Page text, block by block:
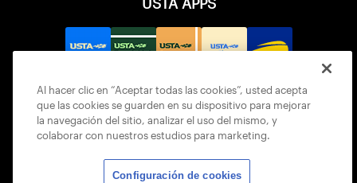
USTA APPS
Al hacer clic en “Aceptar todas las cookies”, usted acepta
que las cookies se guarden en su dispositivo para mejorar
la navegación del sitio, analizar el uso del mismo, y
colaborar con nuestros estudios para marketing.
Configuración de cookies